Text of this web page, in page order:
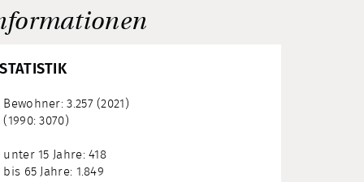
STATISTIK
Bewohner: 3.257 (2021)
(1990: 3070)
unter 15 Jahre: 418
bis 65 Jahre: 1.849